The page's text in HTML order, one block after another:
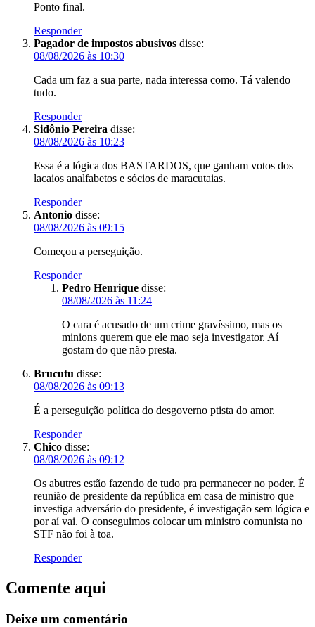
Ponto final.
Responder
Pagador de impostos abusivos disse:
08/08/2026 às 10:30
Cada um faz a sua parte, nada interessa como. Tá valendo
tudo.
Responder
Sidônio Pereira disse:
08/08/2026 às 10:23
Essa é a lógica dos BASTARDOS, que ganham votos dos
lacaios analfabetos e sócios de maracutaias.
Responder
Antonio disse:
08/08/2026 às 09:15
Começou a perseguição.
Responder
Pedro Henrique disse:
08/08/2026 às 11:24
O cara é acusado de um crime gravíssimo, mas os
minions querem que ele mao seja investigator. Aí
gostam do que não presta.
Brucutu disse:
08/08/2026 às 09:13
É a perseguição política do desgoverno ptista do amor.
Responder
Chico disse:
08/08/2026 às 09:12
Os abutres estão fazendo de tudo pra permanecer no poder. É
reunião de presidente da república em casa de ministro que
investiga adversário do presidente, é investigação sem lógica e
por aí vai. O conseguimos colocar um ministro comunista no
STF não foi à toa.
Responder
Comente aqui
Deixe um comentário